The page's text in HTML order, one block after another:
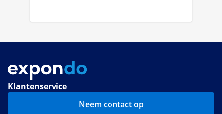
Klantenservice
Neem contact op